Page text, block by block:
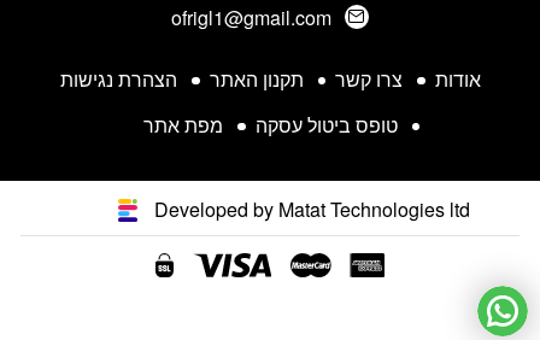
אודות צרו קשר תקנון האתר
הצהרת נגישות
טופס ביטול עסקה
מפת אתר
ofrigl1@gmail.com
Developed by Matat Technologies ltd